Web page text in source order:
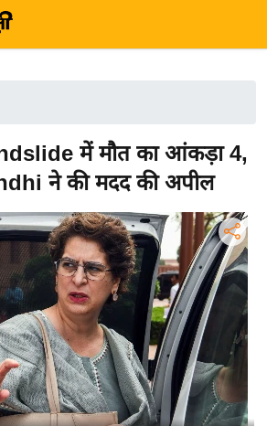
में मौत का आंकड़ा 4,
ने की मदद की अपील